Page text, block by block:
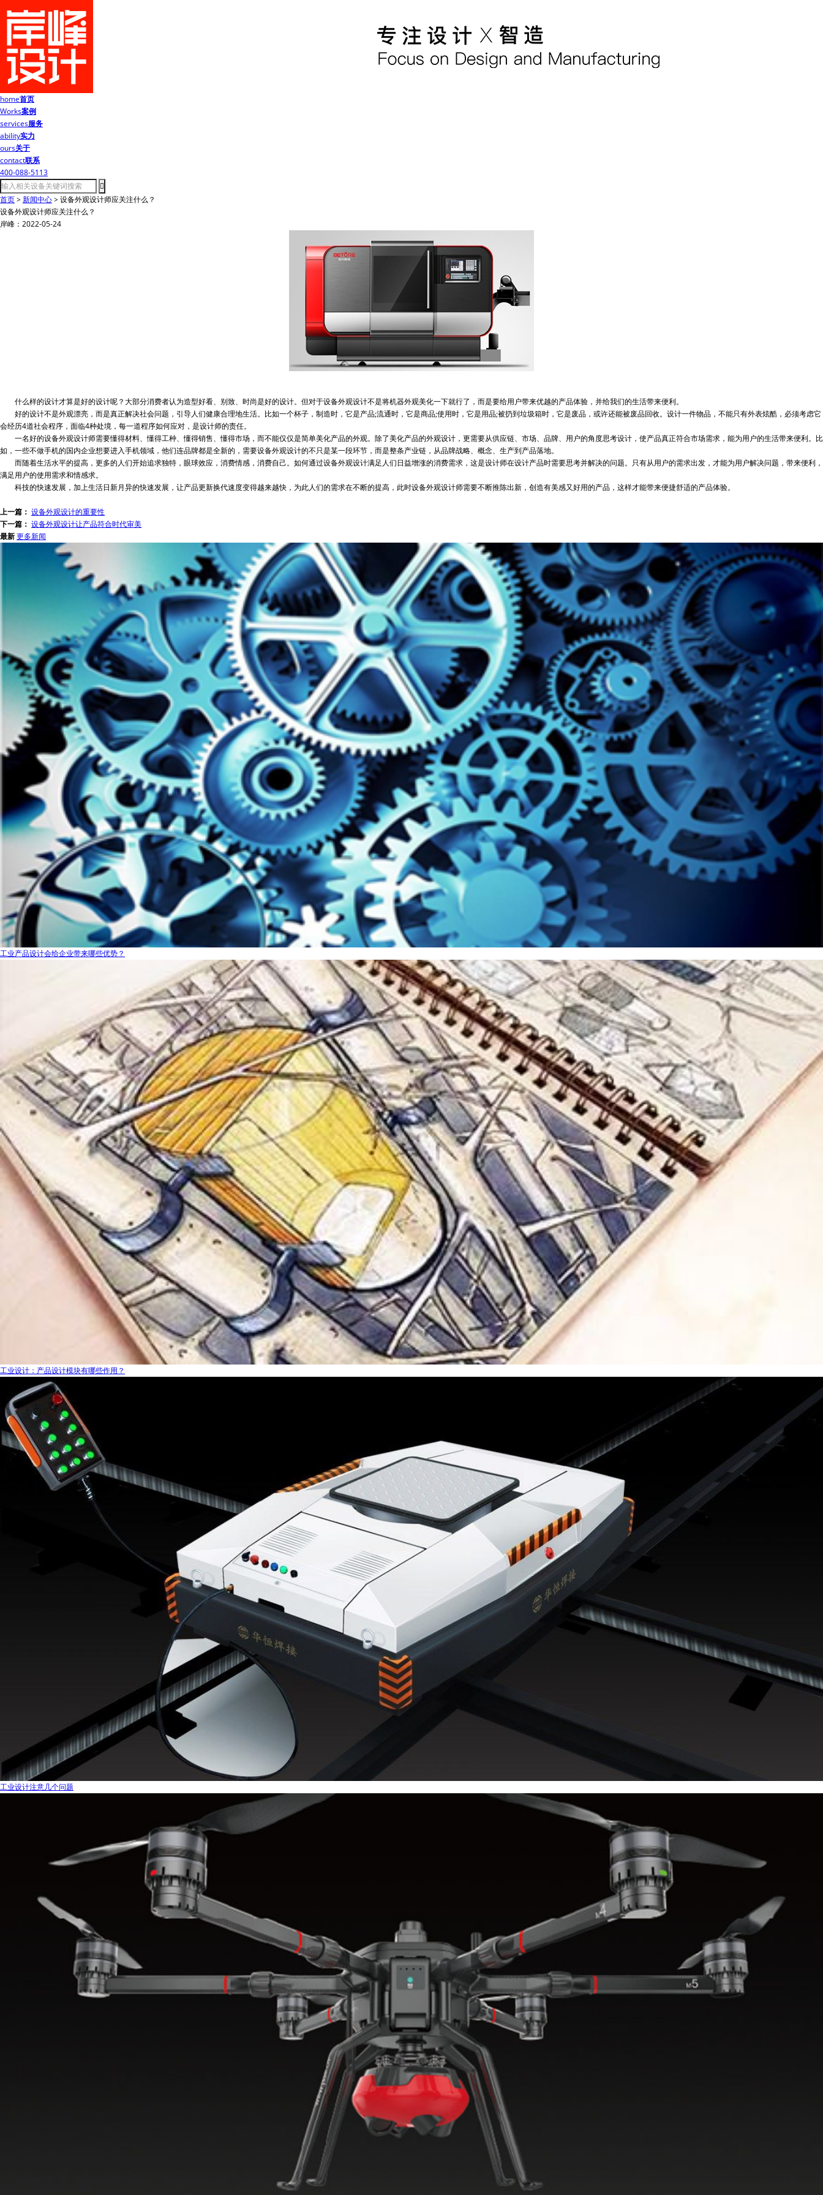
home首页
Works案例
services服务
ability实力
ours关于
contact联系
400-088-5113
首页> 新闻中心> 设备外观设计师应关注什么？
设备外观设计师应关注什么？
岸峰：2022-05-24
什么样的设计才算是好的设计呢？大部分消费者认为造型好看、别致、时尚是好的设计。但对于设备外观设计不是将机器外观美化一下就行了，而是要给用户带来优越的产品体验，并给我们的生活带来便利。
好的设计不是外观漂亮，而是真正解决社会问题，引导人们健康合理地生活。比如一个杯子，制造时，它是产品;流通时，它是商品;使用时，它是用品;被扔到垃圾箱时，它是废品，或许还能被废品回收。设计一件物品，不能只有外表炫酷，必须考虑它
会经历4道社会程序，面临4种处境，每一道程序如何应对，是设计师的责任。
一名好的设备外观设计师需要懂得材料、懂得工种、懂得销售、懂得市场，而不能仅仅是简单美化产品的外观。除了美化产品的外观设计，更需要从供应链、市场、品牌、用户的角度思考设计，使产品真正符合市场需求，能为用户的生活带来便利。比
如，一些不做手机的国内企业想要进入手机领域，他们连品牌都是全新的，需要设备外观设计的不只是某一段环节，而是整条产业链，从品牌战略、概念、生产到产品落地。
而随着生活水平的提高，更多的人们开始追求独特，眼球效应，消费情感，消费自己。如何通过设备外观设计满足人们日益增涨的消费需求，这是设计师在设计产品时需要思考并解决的问题。只有从用户的需求出发，才能为用户解决问题，带来便利，
满足用户的使用需求和情感求。
科技的快速发展，加上生活日新月异的快速发展，让产品更新换代速度变得越来越快，为此人们的需求在不断的提高，此时设备外观设计师需要不断推陈出新，创造有美感又好用的产品，这样才能带来便捷舒适的产品体验。
上一篇： 设备外观设计的重要性
下一篇： 设备外观设计让产品符合时代审美
最新更多新闻
工业产品设计会给企业带来哪些优势？
工业设计：产品设计模块有哪些作用？
工业设计注意几个问题